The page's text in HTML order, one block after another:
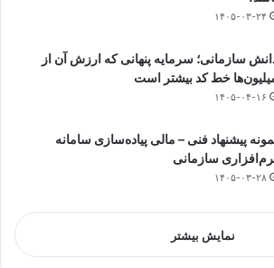
۱۴۰۵-۰۳-۲۴
سازمانی؛ سرمایه پنهانی که ارزش آن از
خط کد بیشتر است
۱۴۰۵-۰۴-۱۶
پیشنهاد فنی – مالی پیاده‌سازی سامانه
سازمانی
۱۴۰۵-۰۳-۲۸
نمایش بیشتر